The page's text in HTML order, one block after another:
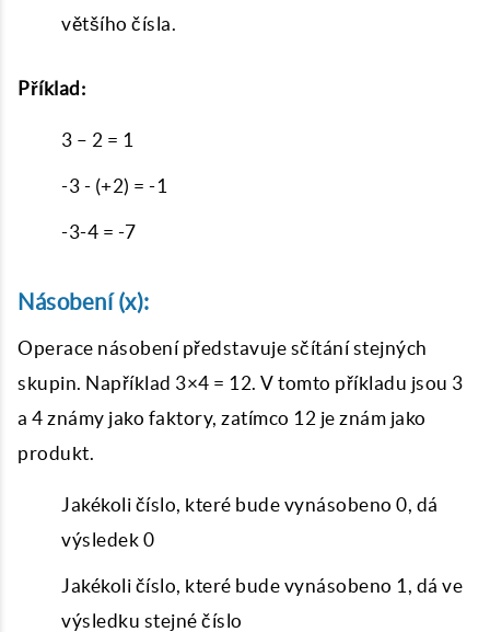
většího čísla.
Příklad:
3 – 2 = 1
-3 - (+2) = -1
-3-4 = -7
Násobení (x):
Operace násobení představuje sčítání stejných
skupin. Například 3×4 = 12. V tomto příkladu jsou 3
a 4 známy jako faktory, zatímco 12 je znám jako
produkt.
Jakékoli číslo, které bude vynásobeno 0, dá
výsledek 0
Jakékoli číslo, které bude vynásobeno 1, dá ve
výsledku stejné číslo